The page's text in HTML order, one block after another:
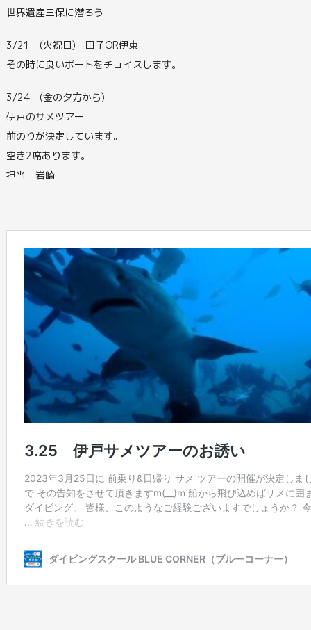
世界遺産三保に潜ろう
3/21 (火祝日) 田子OR伊東
その時に良いボートをチョイスします。
3/24 (金の夕方から)
伊戸のサメツアー
前のりが決定しています。
空き2席あります。
担当 岩崎